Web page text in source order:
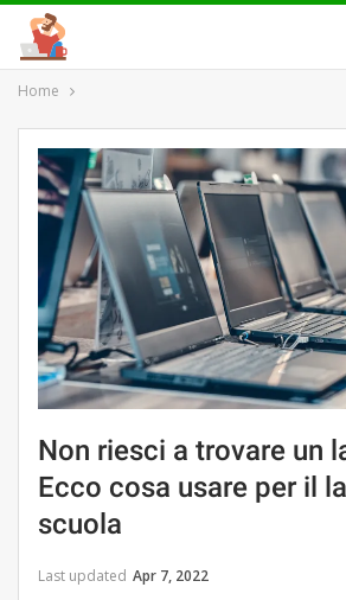
Home
Non riesci a trovare un
Ecco cosa usare per il
scuola
Last updated Apr 7, 2022